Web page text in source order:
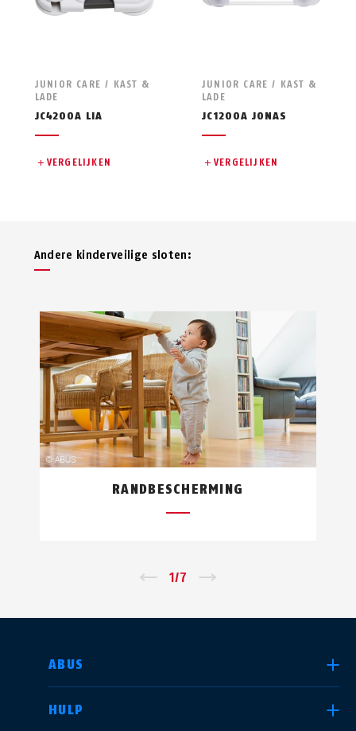
JUNIOR CARE / KAST &
LADE
JC4200A LIA
VERGELIJKEN
JUNIOR CARE / KAST &
LADE
JC1200A JONAS
VERGELIJKEN
Andere kinderveilige sloten:
RANDBESCHERMING
1/7
ABUS
HULP
LAND SELECTEREN